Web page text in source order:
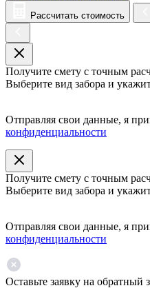
Рассчитать стоимость
Получите смету с точным
Выберите вид забора и
Отправляя свои данные, я
конфиденциальности
Получите смету с точным
Выберите вид забора и
Отправляя свои данные, я
конфиденциальности
Оставьте заявку на обратный